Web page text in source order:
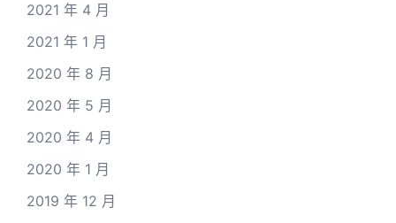
2021 年 4 月
2021 年 1 月
2020 年 8 月
2020 年 5 月
2020 年 4 月
2020 年 1 月
2019 年 12 月